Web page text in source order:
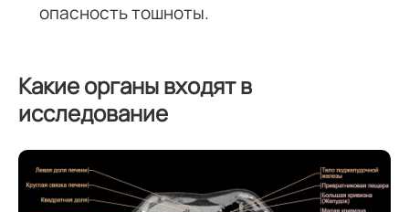
опасность тошноты.
Какие органы входят в
исследование